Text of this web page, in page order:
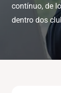
contínuo, de
dentro dos